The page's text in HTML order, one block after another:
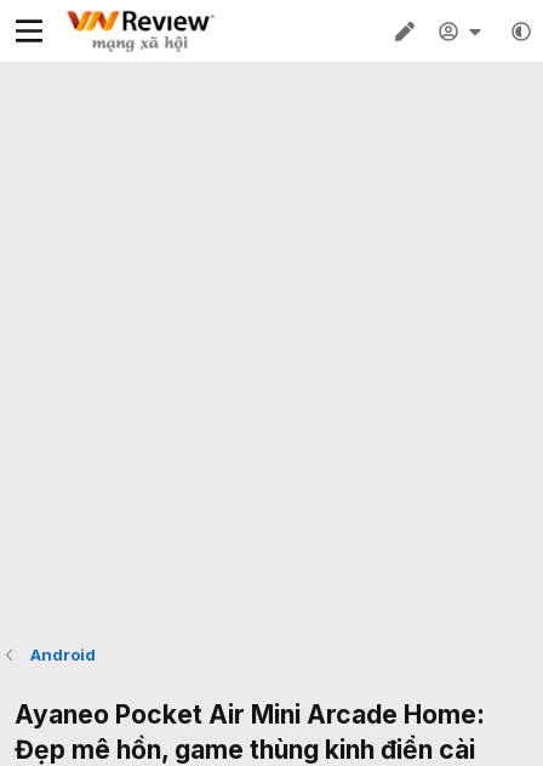
Android
Ayaneo Pocket Air Mini Arcade Home:
Đẹp mê hồn, game thùng kinh điển cài